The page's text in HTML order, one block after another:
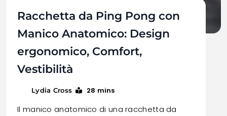
Racchetta da Ping Pong con
Manico Anatomico: Design
ergonomico, Comfort,
Vestibilità
Lydia Cross 28 mins
Il manico anatomico di una racchetta da